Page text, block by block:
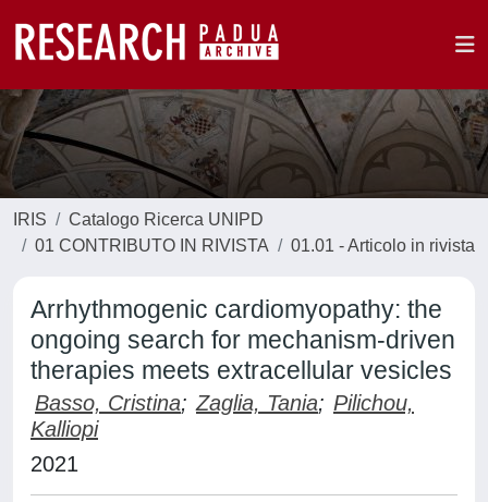
IRIS
Catalogo Ricerca UNIPD
01 CONTRIBUTO IN RIVISTA
01.01 - Articolo in rivista
Arrhythmogenic cardiomyopathy: the
ongoing search for mechanism-driven
therapies meets extracellular vesicles
Basso, Cristina; Zaglia, Tania; Pilichou,
Kalliopi
2021